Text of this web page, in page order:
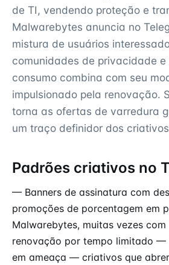
de TI, vendendo proteção e
Malwarebytes anuncia no
mistura de usuários
comunidades de privacidade
consumo combina com seu
impulsionado pela renovação.
torna as ofertas de varredura
um traço definidor dos
Padrões criativos no
— Banners de assinatura com
promoções de porcentagem em
Malwarebytes, muitas vezes
renovação por tempo limitado —
em ameaça — criativos que